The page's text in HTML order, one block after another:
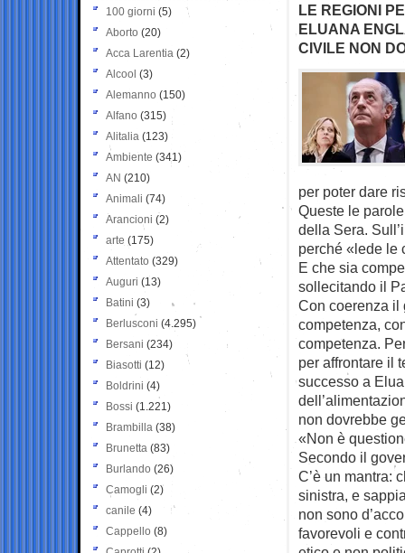
LE REGIONI
ELUANA
CIVILE NON
per poter dare
Queste le
della Sera.
perché «lede le
E che sia
sollecitando il
Con coerenza il
competenza,
competenza.
per affrontare il
successo a
non dovrebbe
«Non è
Secondo il
C’è un mantra:
sinistra, e
non sono
favorevoli e
100 giorni (5)
Aborto (20)
Acca Larentia (2)
Alcool (3)
Alemanno (150)
Alfano (315)
Alitalia (123)
Ambiente (341)
AN (210)
Animali (74)
Arancioni (2)
arte (175)
Attentato (329)
Auguri (13)
Batini (3)
Berlusconi (4.295)
Bersani (234)
Biasotti (12)
Boldrini (4)
Bossi (1.221)
Brambilla (38)
Brunetta (83)
Burlando (26)
Camogli (2)
canile (4)
Cappello (8)